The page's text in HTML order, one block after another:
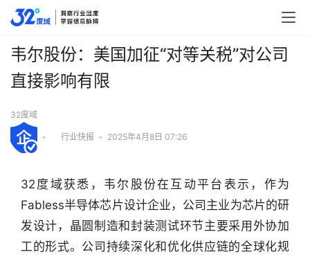
韦尔股份：美国加征“对等关税”对公司
直接影响有限
32度域
• 行业快报 • 2025年4月8日 07:26
32度域获悉，韦尔股份在互动平台表示，作为
Fabless半导体芯片设计企业，公司主业为芯片的研
发设计，晶圆制造和封装测试环节主要采用外协加
工的形式。公司持续深化和优化供应链的全球化规